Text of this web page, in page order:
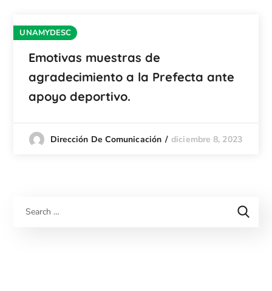
UNAMYDESC
Emotivas muestras de
agradecimiento a la Prefecta ante
apoyo deportivo.
Dirección De Comunicación diciembre 8, 2023